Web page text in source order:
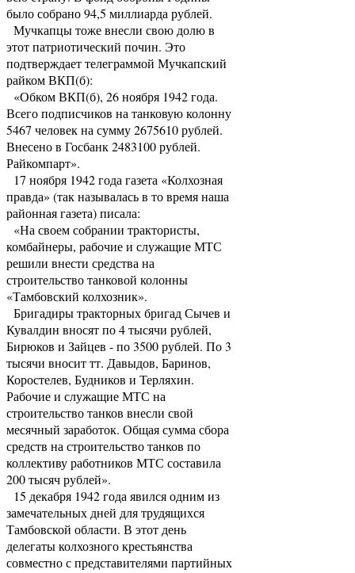
было собрано 94,5 миллиарда рублей.
Мучкапцы тоже внесли свою долю в
этот патриотический почин. Это
подтверждает телеграммой Мучкапский
райком ВКП(б):
«Обком ВКП(б), 26 ноября 1942 года.
Всего подписчиков на танковую колонну
5467 человек на сумму 2675610 рублей.
Внесено в Госбанк 2483100 рублей.
Райкомпарт».
17 ноября 1942 года газета «Колхозная
правда» (так называлась в то время наша
районная газета) писала:
«На своем собрании трактористы,
комбайнеры, рабочие и служащие МТС
решили внести средства на
строительство танковой колонны
«Тамбовский колхозник».
Бригадиры тракторных бригад Сычев и
Кувалдин вносят по 4 тысячи рублей,
Бирюков и Зайцев - по 3500 рублей. По 3
тысячи вносит тт. Давыдов, Баринов,
Коростелев, Будников и Терляхин.
Рабочие и служащие МТС на
строительство танков внесли свой
месячный заработок. Общая сумма сбора
средств на строительство танков по
коллективу работников МТС составила
200 тысяч рублей».
15 декабря 1942 года явился одним из
замечательных дней для трудящихся
Тамбовской области. В этот день
делегаты колхозного крестьянства
совместно с представителями партийных